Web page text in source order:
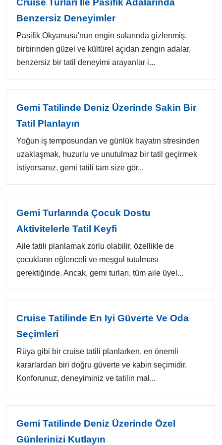
Cruise Turları Ile Pasifik Adalarında
Benzersiz Deneyimler
Pasifik Okyanusu'nun engin sularında gizlenmiş,
birbirinden güzel ve kültürel açıdan zengin adalar,
benzersiz bir tatil deneyimi arayanlar i...
Gemi Tatilinde Deniz Üzerinde Sakin Bir
Tatil Planlayın
Yoğun iş temposundan ve günlük hayatın stresinden
uzaklaşmak, huzurlu ve unutulmaz bir tatil geçirmek
istiyorsanız, gemi tatili tam size gör...
Gemi Turlarında Çocuk Dostu
Aktivitelerle Tatil Keyfi
Aile tatili planlamak zorlu olabilir, özellikle de
çocukların eğlenceli ve meşgul tutulması
gerektiğinde. Ancak, gemi turları, tüm aile üyel...
Cruise Tatilinde En Iyi Güverte Ve Oda
Seçimleri
Rüya gibi bir cruise tatili planlarken, en önemli
kararlardan biri doğru güverte ve kabin seçimidir.
Konforunuz, deneyiminiz ve tatilin mal...
Gemi Tatilinde Deniz Üzerinde Özel
Günlerinizi Kutlayın